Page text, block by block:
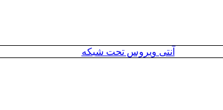
آنتی ویروس تحت شبکه